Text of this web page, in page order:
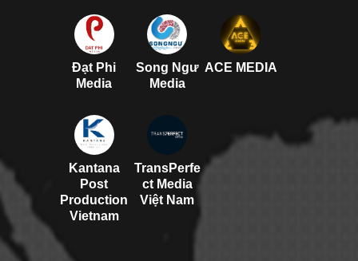
Đạt Phi
Media
Song Ngư
Media
ACE MEDIA
Kantana
Post
Production
Vietnam
TransPerfe
ct Media
Việt Nam